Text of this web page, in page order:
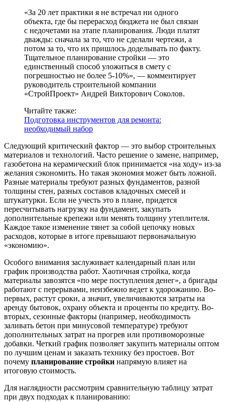
«За 20 лет практики я не встречал ни одного
объекта, где бы перерасход бюджета не был связан
с недочетами на этапе планирования. Люди платят
дважды: сначала за то, что не сделали чертежи, а
потом за то, что их пришлось доделывать по факту.
Тщательное планирование стройки — это
единственный способ уложиться в смету с
погрешностью не более 5-10%», — комментирует
руководитель строительной компании
«СтройПроект» Андрей Викторович Соколов.
Читайте также:
Подготовка инструментов для ремонта:
необходимый набор
Следующий критический фактор — это выбор строительных
материалов и технологий. Часто решение о замене, например,
газобетона на керамический блок принимается «на ходу» из-за
желания сэкономить. Но такая экономия может быть ложной.
Разные материалы требуют разных фундаментов, разной
толщины стен, разных составов кладочных смесей и
штукатурки. Если не учесть это в плане, придется
пересчитывать нагрузку на фундамент, закупать
дополнительные крепежи или менять толщину утеплителя.
Каждое такое изменение тянет за собой цепочку новых
расходов, которые в итоге превышают первоначальную
«экономию».
Особого внимания заслуживает календарный план или
график производства работ. Хаотичная стройка, когда
материалы завозятся «по мере поступления денег», а бригады
работают с перерывами, неизбежно ведет к удорожанию. Во-
первых, растут сроки, а значит, увеличиваются затраты на
аренду бытовок, охрану объекта и проценты по кредиту. Во-
вторых, сезонные факторы (например, необходимость
заливать бетон при минусовой температуре) требуют
дополнительных затрат на прогрев или противоморозные
добавки. Четкий график позволяет закупить материалы оптом
по лучшим ценам и заказать технику без простоев. Вот
почему планирование стройки напрямую влияет на
итоговую стоимость.
Для наглядности рассмотрим сравнительную таблицу затрат
при двух подходах к планированию: